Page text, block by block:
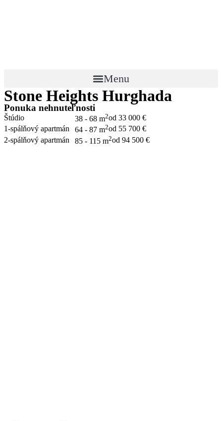
Menu
Stone Heights Hurghada
Ponuka nehnuteľnosti
Štúdio 38 - 68 m2od 33 000 €
1-spálňový apartmán
64 - 87 m2od 55 700 €
2-spálňový apartmán
85 - 115 m2od 94 500 €